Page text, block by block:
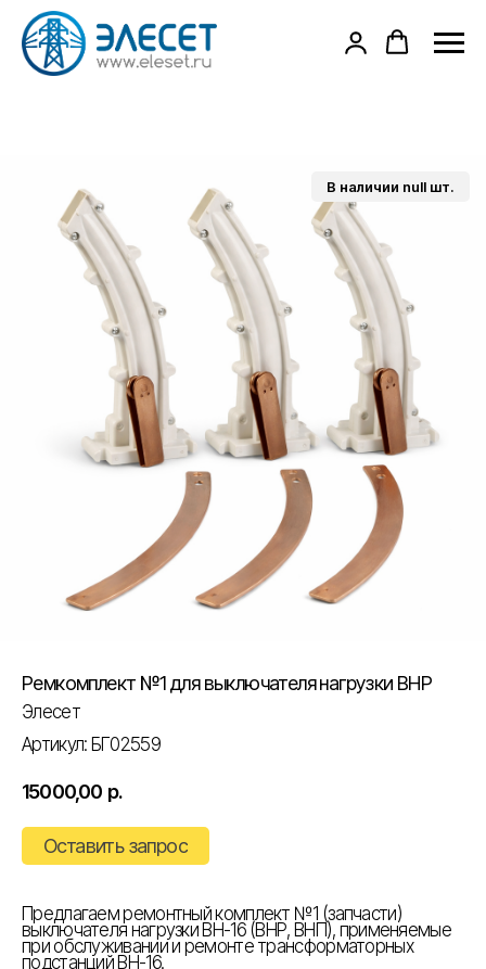
Ремкомплект №1 для выключателя нагрузки ВНР
Элесет
Артикул: БГ02559
15000,00 р.
Оставить запрос
Предлагаем ремонтный комплект №1 (запчасти)
выключателя нагрузки ВН-16 (ВНР, ВНП), применяемые
при обслуживании и ремонте трансформаторных
подстанций ВН-16.